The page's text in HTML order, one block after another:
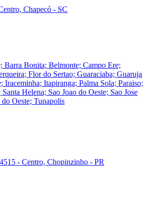
Chapecó - SC
Barra Bonita; Belmonte; Campo Ere;
Flor do Sertao; Guaraciaba; Guaruja
Iraceminha; Itapiranga; Palma Sola; Paraiso;
Helena; Sao Joao do Oeste; Sao Jose
Oeste; Tunapolis
- Centro, Chopinzinho - PR